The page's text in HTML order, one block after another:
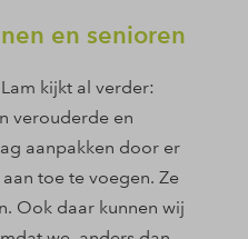
en senioren
kijkt al verder:
verouderde en
aanpakken door er
toe te voegen. Ze
Ook daar kunnen wij